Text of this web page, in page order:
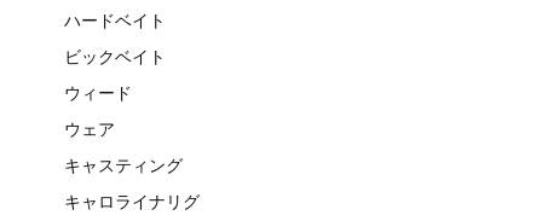
ハードベイト
ビックベイト
ウィード
ウェア
キャスティング
キャロライナリグ